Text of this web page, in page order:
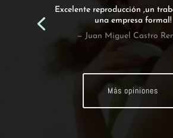
Excelente reproducción ,un
una empresa formal!
— Juan Miguel Castro
Más opiniones